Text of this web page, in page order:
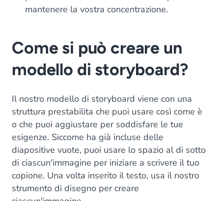
mantenere la vostra concentrazione.
Come si può creare un
modello di storyboard?
Il nostro modello di storyboard viene con una
struttura prestabilita che puoi usare così come è
o che puoi aggiustare per soddisfare le tue
esigenze. Siccome ha già incluse delle
diapositive vuote, puoi usare lo spazio al di sotto
di ciascun'immagine per iniziare a scrivere il tuo
copione. Una volta inserito il testo, usa il nostro
strumento di disegno per creare